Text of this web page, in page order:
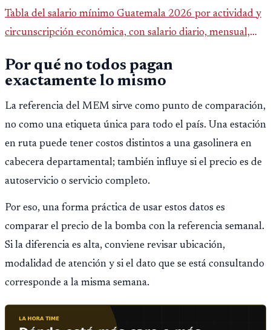
Tabla del salario mínimo Guatemala 2026 por actividad y
circunscripción económica, con salario diario, mensual,
Por qué no todos pagan
exactamente lo mismo
La referencia del MEM sirve como punto de comparación,
no como una etiqueta única para todo el país. Una estación
en ruta puede tener costos distintos a una gasolinera en
cabecera departamental; también influye si el precio es de
autoservicio o servicio completo.
Por eso, una forma práctica de usar estos datos es
comparar el precio de la bomba con la referencia semanal.
Si la diferencia es alta, conviene revisar ubicación,
modalidad de atención y si el dato que se está consultando
corresponde a la misma semana.